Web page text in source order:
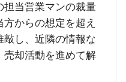
担当営業マンの裁量
からの想定を超え
敲し、近隣の情報な
売却活動を進めて解